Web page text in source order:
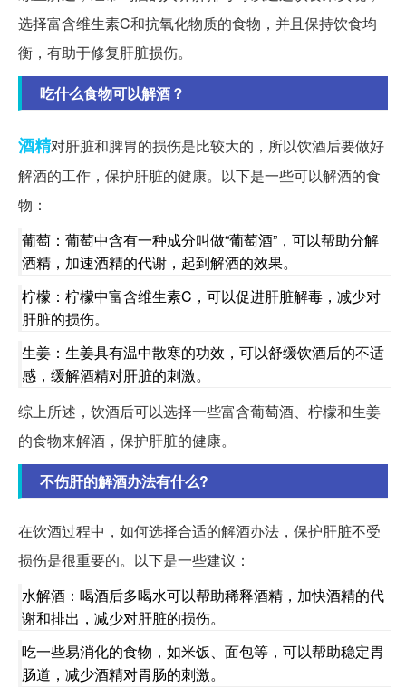
选择富含维生素C和抗氧化物质的食物，并且保持饮食均
衡，有助于修复肝脏损伤。
吃什么食物可以解酒？
酒精对肝脏和脾胃的损伤是比较大的，所以饮酒后要做好
解酒的工作，保护肝脏的健康。以下是一些可以解酒的食
物：
葡萄：葡萄中含有一种成分叫做“葡萄酒”，可以帮助分解
酒精，加速酒精的代谢，起到解酒的效果。
柠檬：柠檬中富含维生素C，可以促进肝脏解毒，减少对
肝脏的损伤。
生姜：生姜具有温中散寒的功效，可以舒缓饮酒后的不适
感，缓解酒精对肝脏的刺激。
综上所述，饮酒后可以选择一些富含葡萄酒、柠檬和生姜
的食物来解酒，保护肝脏的健康。
不伤肝的解酒办法有什么?
在饮酒过程中，如何选择合适的解酒办法，保护肝脏不受
损伤是很重要的。以下是一些建议：
水解酒：喝酒后多喝水可以帮助稀释酒精，加快酒精的代
谢和排出，减少对肝脏的损伤。
吃一些易消化的食物，如米饭、面包等，可以帮助稳定胃
肠道，减少酒精对胃肠的刺激。